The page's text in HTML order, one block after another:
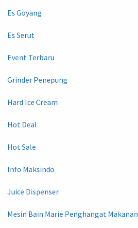
Es Goyang
Es Serut
Event Terbaru
Grinder Penepung
Hard Ice Cream
Hot Deal
Hot Sale
Info Maksindo
Juice Dispenser
Mesin Bain Marie Penghangat Makanan